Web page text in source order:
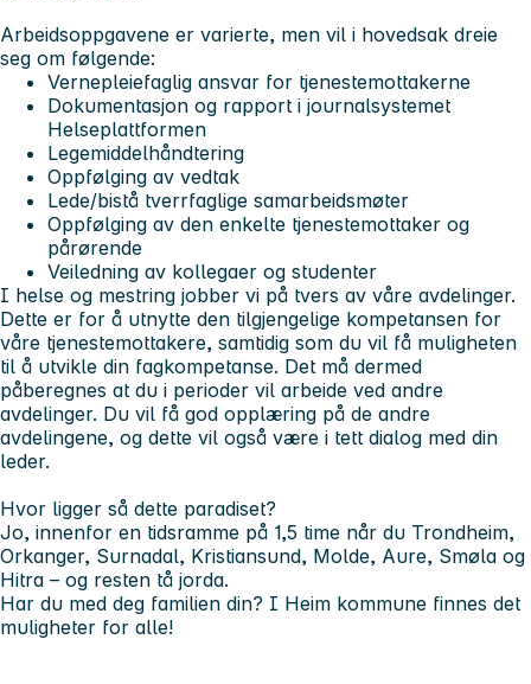
Arbeidsoppgavene er varierte, men vil i hovedsak dreie
seg om følgende:
Vernepleiefaglig ansvar for tjenestemottakerne
Dokumentasjon og rapport i journalsystemet
Helseplattformen
Legemiddelhåndtering
Oppfølging av vedtak
Lede/bistå tverrfaglige samarbeidsmøter
Oppfølging av den enkelte tjenestemottaker og
pårørende
Veiledning av kollegaer og studenter
I helse og mestring jobber vi på tvers av våre avdelinger.
Dette er for å utnytte den tilgjengelige kompetansen for
våre tjenestemottakere, samtidig som du vil få muligheten
til å utvikle din fagkompetanse. Det må dermed
påberegnes at du i perioder vil arbeide ved andre
avdelinger. Du vil få god opplæring på de andre
avdelingene, og dette vil også være i tett dialog med din
leder.
Hvor ligger så dette paradiset?
Jo, innenfor en tidsramme på 1,5 time når du Trondheim,
Orkanger, Surnadal, Kristiansund, Molde, Aure, Smøla og
Hitra – og resten tå jorda.
Har du med deg familien din? I Heim kommune finnes det
muligheter for alle!